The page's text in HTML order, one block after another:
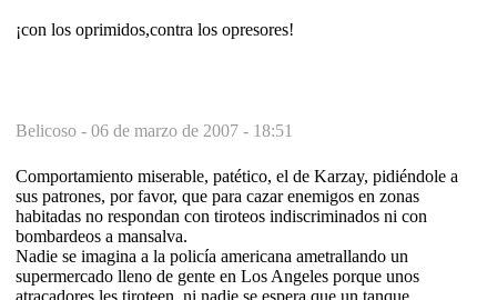
¡con los oprimidos,contra los opresores!
Belicoso - 06 de marzo de 2007 - 18:51
Comportamiento miserable, patético, el de Karzay, pidiéndole a
sus patrones, por favor, que para cazar enemigos en zonas
habitadas no respondan con tiroteos indiscriminados ni con
bombardeos a mansalva.
Nadie se imagina a la policía americana ametrallando un
supermercado lleno de gente en Los Angeles porque unos
atracadores les tiroteen, ni nadie se espera que un tanque